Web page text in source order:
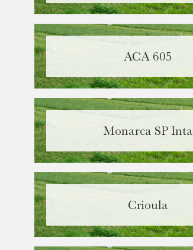
ACA 605
Monarca SP Inta
Crioula